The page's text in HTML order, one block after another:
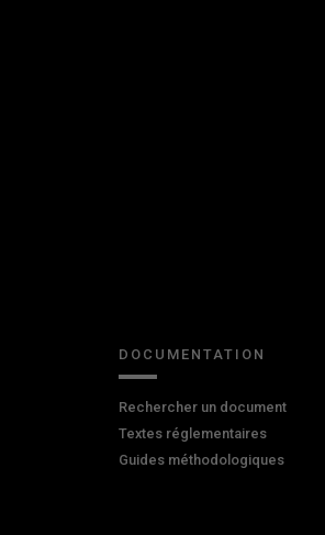
DOCUMENTATION
Rechercher un document
Textes réglementaires
Guides méthodologiques